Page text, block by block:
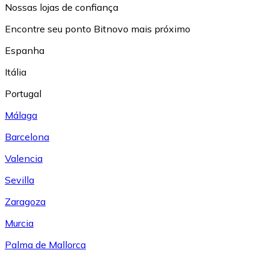
Nossas lojas de confiança
Encontre seu ponto Bitnovo mais próximo
Espanha
Itália
Portugal
Málaga
Barcelona
Valencia
Sevilla
Zaragoza
Murcia
Palma de Mallorca